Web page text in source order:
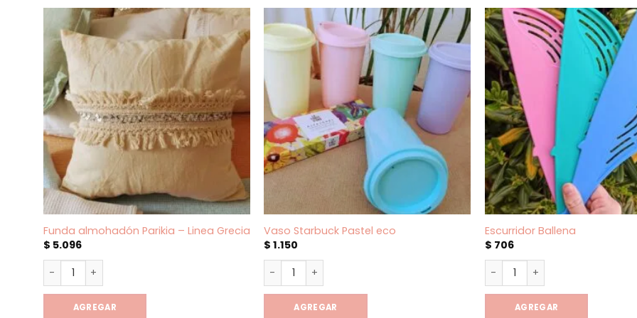
Funda almohadón Parikia – Linea Grecia
$ 5.096
Funda almohadón Parikia - Linea Grecia cantidad
AGREGAR
Vaso Starbuck Pastel eco
$ 1.150
Vaso Starbuck Pastel eco cantidad
AGREGAR
Escurridor Ballena
$ 706
Escurridor Ballena cantidad
AGREGAR